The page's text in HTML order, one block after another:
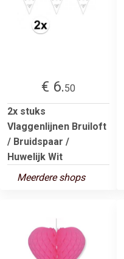
€ 6.50
2x stuks
Vlaggenlijnen Bruiloft
/ Bruidspaar /
Huwelijk Wit
Meerdere shops